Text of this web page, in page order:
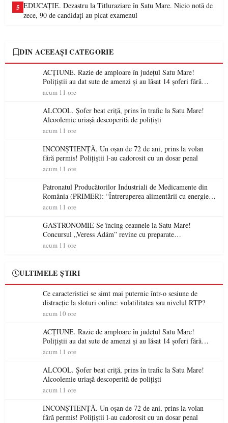
5 EDUCAȚIE. Dezastru la Titluraziare în Satu Mare. Nicio notă de
zece, 90 de candidați au picat examenul
DIN ACEEAȘI CATEGORIE
ACȚIUNE. Razie de amploare în județul Satu Mare!
Polițiștii au dat sute de amenzi și au lăsat 14 șoferi fără
permis într-o singură zi
acum 11 ore
ALCOOL. Șofer beat criță, prins în trafic la Satu Mare!
Alcoolemie uriașă descoperită de polițiști
acum 11 ore
INCONȘTIENȚĂ. Un oșan de 72 de ani, prins la volan
fără permis! Polițiștii l-au cadorosit cu un dosar penal
acum 11 ore
Patronatul Producătorilor Industriali de Medicamente din
România (PRIMER): “Întreruperea alimentării cu energie
electrică a fabricilor de medicamente va pune în pericol
acum 11 ore
GASTRONOMIE Se încing ceaunele la Satu Mare!
Concursul „Veress Ádám” revine cu preparate
spectaculoase, premii și un jurat de renume
acum 11 ore
ULTIMELE ȘTIRI
Ce caracteristici se simt mai puternic într-o sesiune de
distracție la sloturi online: volatilitatea sau nivelul RTP?
acum 10 ore
ACȚIUNE. Razie de amploare în județul Satu Mare!
Polițiștii au dat sute de amenzi și au lăsat 14 șoferi fără
permis într-o singură zi
acum 11 ore
ALCOOL. Șofer beat criță, prins în trafic la Satu Mare!
Alcoolemie uriașă descoperită de polițiști
acum 11 ore
INCONȘTIENȚĂ. Un oșan de 72 de ani, prins la volan
fără permis! Polițiștii l-au cadorosit cu un dosar penal